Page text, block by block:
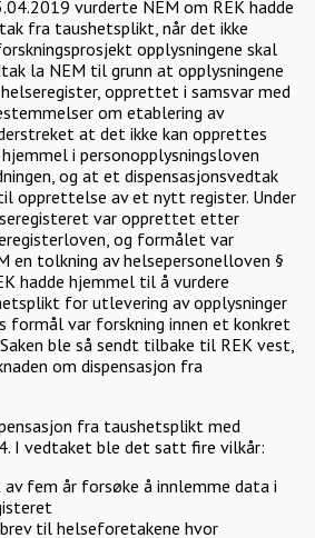
vurderte NEM om REK hadde
fra taushetsplikt, når det ikke
opplysningene skal
la NEM til grunn at opplysningene
opprettet i samsvar med
om etablering av
at det ikke kan opprettes
i personopplysningsloven
og at et dispensasjonsvedtak
opprettelse av et nytt register. Under
var opprettet etter
og formålet var
en tolkning av helsepersonelloven §
hadde hjemmel til å vurdere
for utlevering av opplysninger
formål var forskning innen et konkret
ble så sendt tilbake til REK vest,
om dispensasjon fra
fra taushetsplikt med
I vedtaket ble det satt fire vilkår:
fem år forsøke å innlemme data i
til helseforetakene hvor